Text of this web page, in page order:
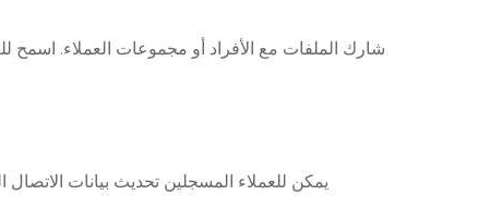
شارك الملفات مع الأفراد أو مجموعات العملاء.
يمكن للعملاء المسجلين تحديث بيانات